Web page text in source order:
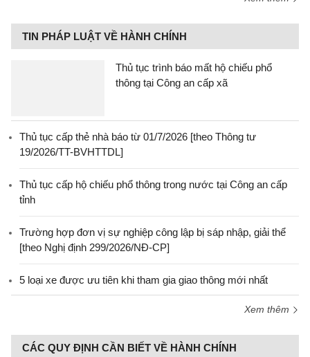
TIN PHÁP LUẬT VỀ HÀNH CHÍNH
Thủ tục trình báo mất hộ chiếu phổ
thông tại Công an cấp xã
Thủ tục cấp thẻ nhà báo từ 01/7/2026 [theo Thông tư
19/2026/TT-BVHTTDL]
Thủ tục cấp hộ chiếu phổ thông trong nước tại Công an cấp
tỉnh
Trường hợp đơn vị sự nghiệp công lập bị sáp nhập, giải thể
[theo Nghị định 299/2026/NĐ-CP]
5 loại xe được ưu tiên khi tham gia giao thông mới nhất
Xem thêm
CÁC QUY ĐỊNH CẦN BIẾT VỀ HÀNH CHÍNH